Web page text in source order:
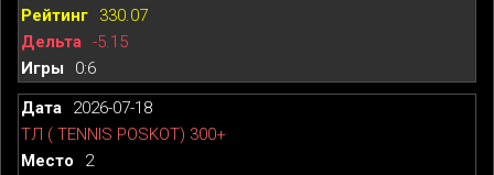
330.07
-5.15
0:6
2026-07-18
ТЛ ( TENNIS POSKOT) 300+
2